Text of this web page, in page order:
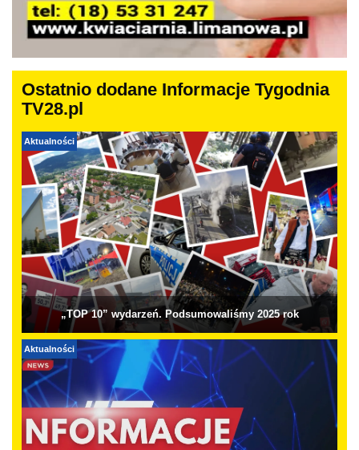
Ostatnio dodane Informacje Tygodnia
TV28.pl
Aktualności
„TOP 10” wydarzeń. Podsumowaliśmy 2025 rok
Aktualności